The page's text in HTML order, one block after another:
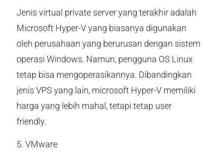
Jenis virtual private server yang terakhir adalah
Microsoft Hyper-V yang biasanya digunakan
oleh perusahaan yang berurusan dengan sistem
operasi Windows. Namun, pengguna OS Linux
tetap bisa mengoperasikannya. Dibandingkan
jenis VPS yang lain, microsoft Hyper-V memiliki
harga yang lebih mahal, tetapi tetap user
friendly.
5. VMware